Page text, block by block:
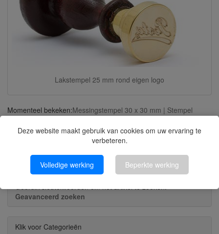
Deze website maakt gebruik van cookies om uw ervaring te
verbeteren.
Volledige werking Beperkte werking
Lakstempel 25 mm rond eigen logo
Momenteel bekeken:Messingstempel 30 x 30 mm | Stempel
Snelzoeken
Gebruik sleutelwoorden om het artikel te zoeken.
Geavanceerd zoeken
Klik voor Categorieën